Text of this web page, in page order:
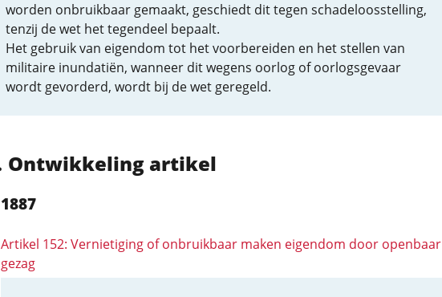
worden onbruikbaar gemaakt, geschiedt dit tegen schadeloosstelling,
tenzij de wet het tegendeel bepaalt.
Het gebruik van eigendom tot het voorbereiden en het stellen van
militaire inundatiën, wanneer dit wegens oorlog of oorlogsgevaar
wordt gevorderd, wordt bij de wet geregeld.
Ontwikkeling artikel
1887
Artikel 152: Vernietiging of onbruikbaar maken eigendom door openbaar
gezag